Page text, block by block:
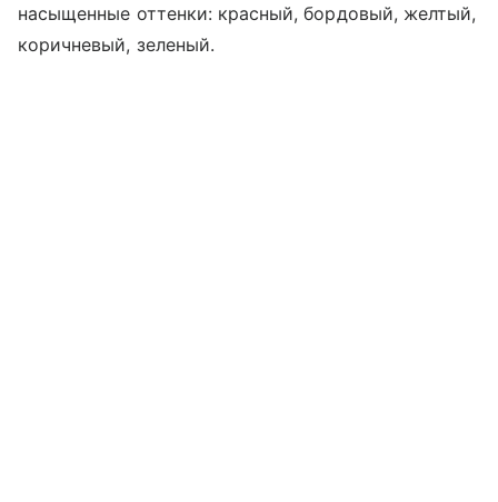
насыщенные оттенки: красный, бордовый, желтый,
коричневый, зеленый.